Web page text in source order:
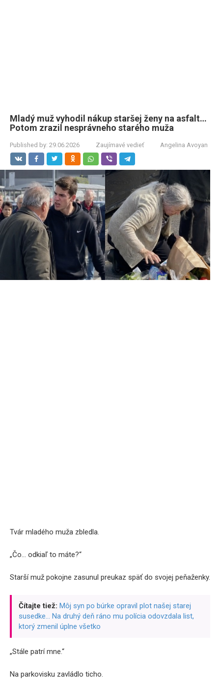
Mladý muž vyhodil nákup staršej ženy na asfalt…
Potom zrazil nesprávneho starého muža
Published by: 29.06.2026 Zaujímavé vedieť Angelina Avoyan
Tvár mladého muža zbledla.
„Čo… odkiaľ to máte?“
Starší muž pokojne zasunul preukaz späť do svojej peňaženky.
Čítajte tiež: Môj syn po búrke opravil plot našej starej
susedke… Na druhý deň ráno mu polícia odovzdala list,
ktorý zmenil úplne všetko
„Stále patrí mne.“
Na parkovisku zavládlo ticho.